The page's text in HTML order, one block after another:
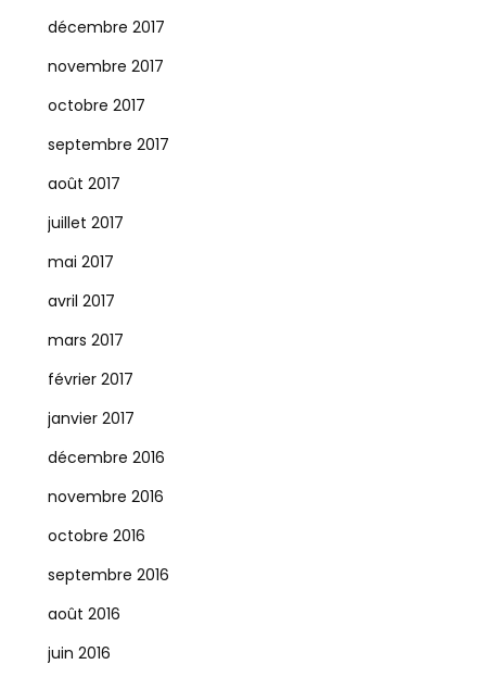
décembre 2017
novembre 2017
octobre 2017
septembre 2017
août 2017
juillet 2017
mai 2017
avril 2017
mars 2017
février 2017
janvier 2017
décembre 2016
novembre 2016
octobre 2016
septembre 2016
août 2016
juin 2016